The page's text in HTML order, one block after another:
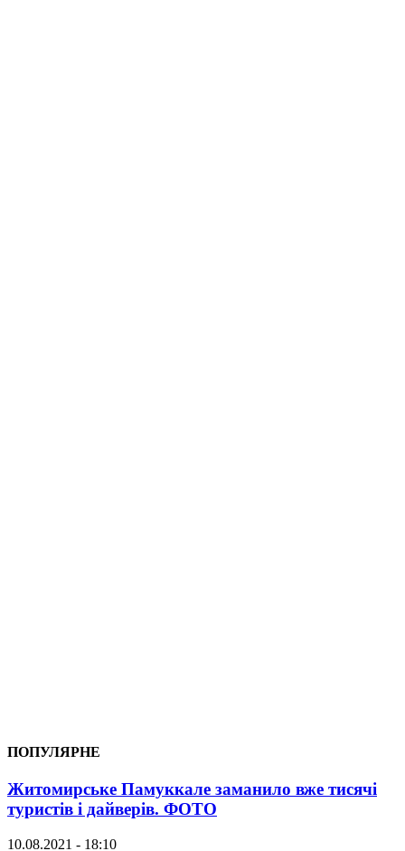
ПОПУЛЯРНЕ
Житомирське Памуккале заманило вже тисячі
туристів і дайверів. ФОТО
10.08.2021 - 18:10